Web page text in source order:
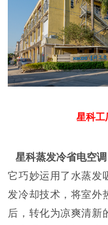
星科工
星科蒸发冷省电空调
它巧妙运用了水蒸发
发冷却技术，将室外
后，转化为凉爽清新